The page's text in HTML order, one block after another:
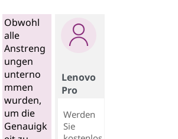
Obwohl
alle
Anstreng
ungen
unterno
mmen
wurden,
um die
Genauigk
Lenovo
Pro
Werden
Sie